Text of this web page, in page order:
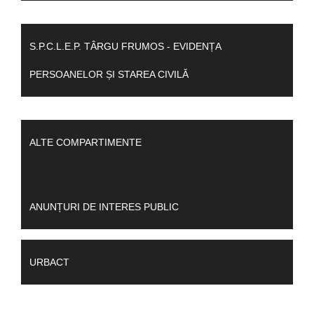
S.P.C.L.E.P. TÂRGU FRUMOS - EVIDENȚA
PERSOANELOR ȘI STAREA CIVILĂ
ALTE COMPARTIMENTE
ANUNȚURI DE INTERES PUBLIC
URBACT